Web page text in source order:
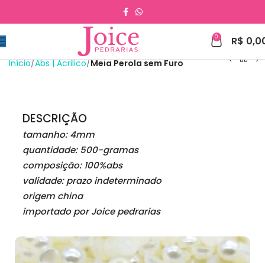
0 R$
Início Abs | Acrilico Meia Perola sem Furo
DESCRIÇÃO
tamanho: 4mm
quantidade: 500-gramas
composição: 100%abs
validade: prazo indeterminado
origem china
importado por Joice pedrarias